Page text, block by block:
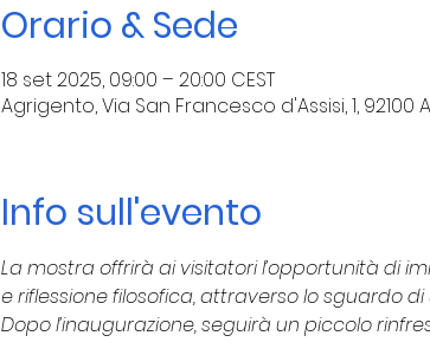
Orario & Sede
18 set 2025, 09:00 – 20:00 CEST
Agrigento, Via San Francesco d'Assisi, 1, 92100
Info sull'evento
La mostra offrirà ai visitatori l’opportunità di
e riflessione filosofica, attraverso lo sguardo
Dopo l’inaugurazione, seguirà un piccolo